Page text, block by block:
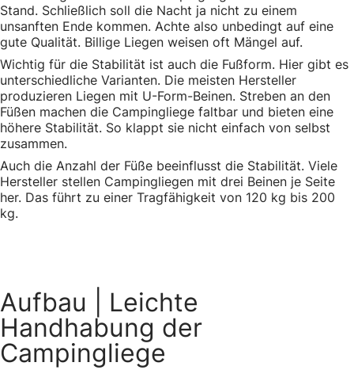
Stand. Schließlich soll die Nacht ja nicht zu einem
unsanften Ende kommen. Achte also unbedingt auf eine
gute Qualität. Billige Liegen weisen oft Mängel auf.
Wichtig für die Stabilität ist auch die Fußform. Hier gibt es
unterschiedliche Varianten. Die meisten Hersteller
produzieren Liegen mit U-Form-Beinen. Streben an den
Füßen machen die Campingliege faltbar und bieten eine
höhere Stabilität. So klappt sie nicht einfach von selbst
zusammen.
Auch die Anzahl der Füße beeinflusst die Stabilität. Viele
Hersteller stellen Campingliegen mit drei Beinen je Seite
her. Das führt zu einer Tragfähigkeit von 120 kg bis 200
kg.
Aufbau | Leichte
Handhabung der
Campingliege